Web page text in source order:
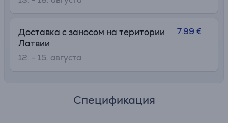
Доставка с заносом на територии
Латвии
12. - 15. августа
7.99 €
Спецификация